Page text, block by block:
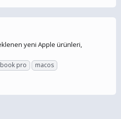
yeni Apple ürünleri,
pro
macos